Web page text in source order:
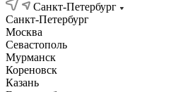
Санкт-Петербург
Санкт-Петербург
Москва
Севастополь
Мурманск
Кореновск
Казань